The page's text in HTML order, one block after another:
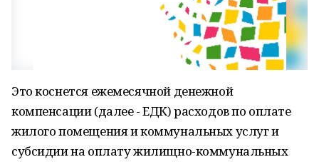
Это коснется ежемесячной денежной
компенсации (далее - ЕДК) расходов по оплате
жилого помещения и коммунальных услуг и
субсидии на оплату жилищно-коммунальных